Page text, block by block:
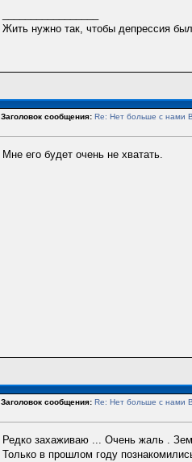
Жить нужно так, чтобы депрессия
Заголовок сообщения: Re: Нет больше с нами
Мне его будет очень не хватать.
Заголовок сообщения: Re: Нет больше с нами
Редко захаживаю ... Очень жаль .
Только в прошлом году